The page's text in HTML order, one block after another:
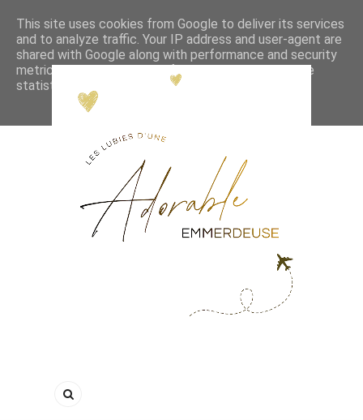
This site uses cookies from Google to deliver its services
and to analyze traffic. Your IP address and user-agent are
shared with Google along with performance and security
metrics to ensure quality of service, generate usage
statistics, and to detect and address abuse.